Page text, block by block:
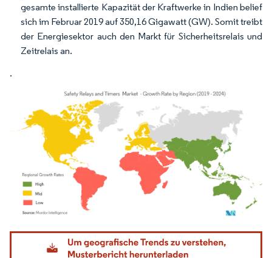
gesamte installierte Kapazität der Kraftwerke in Indien belief
sich im Februar 2019 auf 350,16 Gigawatt (GW). Somit treibt
der Energiesektor auch den Markt für Sicherheitsrelais und
Zeitrelais an.
.
Bild © Mordor Intelligence. Wiederverwendung erfordert Namensnennung gemäß